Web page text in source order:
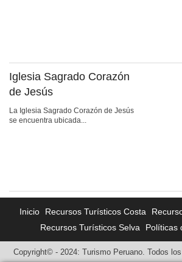
Iglesia Sagrado Corazón
de Jesús
La Iglesia Sagrado Corazón de Jesús
se encuentra ubicada...
Inicio Recursos Turísticos Costa
Recursos Turísticos Selva
Políticas
Copyright© - 2024: Turismo Peruano. Todos